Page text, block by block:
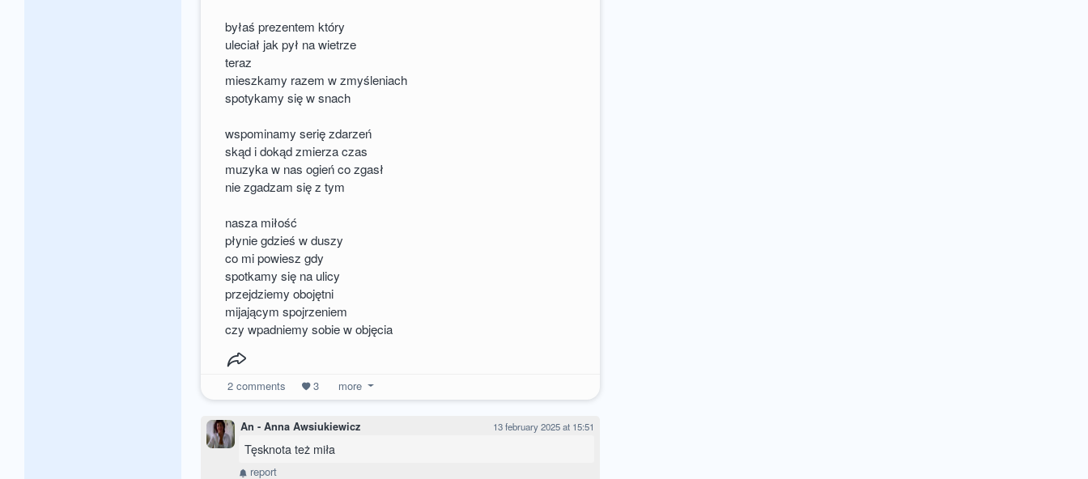
byłaś prezentem który
uleciał jak pył na wietrze
teraz
mieszkamy razem w zmyśleniach
spotykamy się w snach
wspominamy serię zdarzeń
skąd i dokąd zmierza czas
muzyka w nas ogień co zgasł
nie zgadzam się z tym
nasza miłość
płynie gdzieś w duszy
co mi powiesz gdy
spotkamy się na ulicy
przejdziemy obojętni
mijającym spojrzeniem
czy wpadniemy sobie w objęcia
2comments 3 more
An - Anna Awsiukiewicz 13 february 2025 at 15:51
Tęsknota też miła
report